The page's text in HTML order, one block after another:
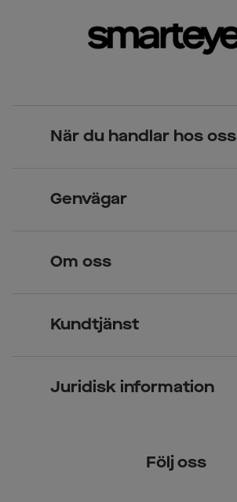
När du handlar hos oss
Över 70 butiker
Genvägar
Kontaktlinser
Om oss
Kundtjänst
Juridisk information
Följ oss